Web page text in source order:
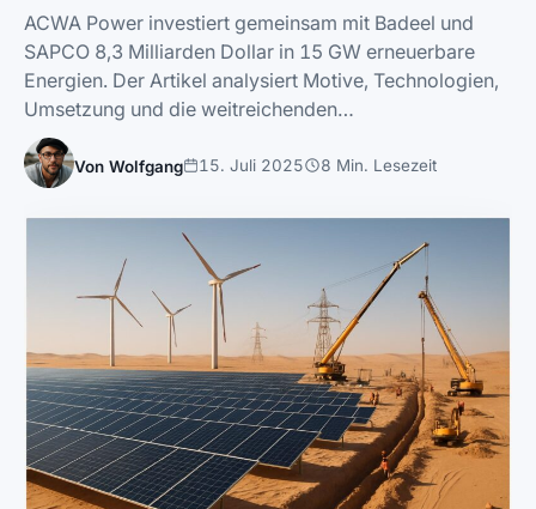
ACWA Power investiert gemeinsam mit Badeel und
SAPCO 8,3 Milliarden Dollar in 15 GW erneuerbare
Energien. Der Artikel analysiert Motive, Technologien,
Umsetzung und die weitreichenden…
Von Wolfgang 15. Juli 2025 8 Min. Lesezeit